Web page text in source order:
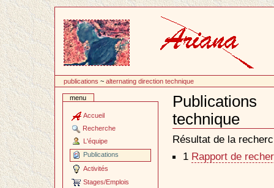
contenu
publications ~alternating direction technique
menu
Accueil
Recherche
L'équipe
Publications
Activités
Stages/Emplois
technique
Document
Actions
Résultat de la
1 Rapport de